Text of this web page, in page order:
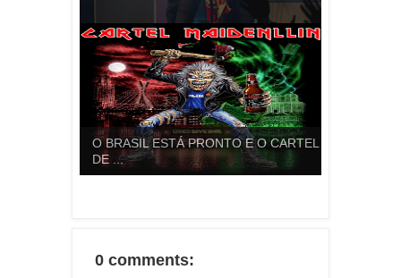
O BRASIL ESTÁ PRONTO E O CARTEL
DE ...
0 comments: